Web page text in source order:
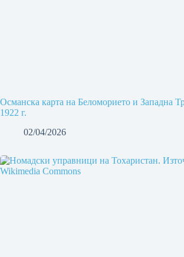
Османска карта на Беломорието и Западна
1922 г.
02/04/2026